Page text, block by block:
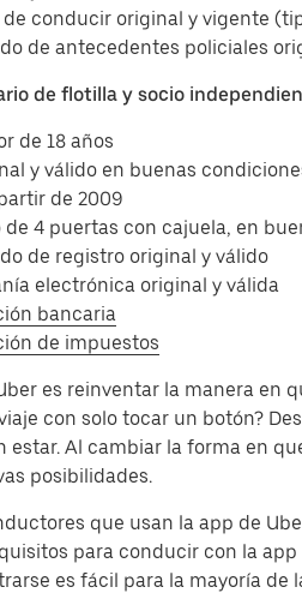
conducir original y vigente
de antecedentes policiales
de flotilla y socio
de 18 años
y válido en buenas
de 2009
de 4 puertas con cajuela, en
de registro original y válido
electrónica original y válida
bancaria
de impuestos
es reinventar la manera en
con solo tocar un botón?
estar. Al cambiar la forma en
posibilidades.
que usan la app de
para conducir con la
es fácil para la mayoría